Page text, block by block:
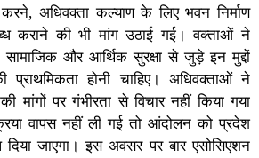
अधिवक्ता कल्याण के लिए भवन निर्माण
कराने की भी मांग उठाई गई। वक्ताओं ने
और आर्थिक सुरक्षा से जुड़े इन मुद्दों
प्राथमिकता होनी चाहिए। अधिवक्ताओं ने
मांगों पर गंभीरता से विचार नहीं किया गया
वापस नहीं ली गई तो आंदोलन को प्रदेश
जाएगा। इस अवसर पर बार एसोसिएशन